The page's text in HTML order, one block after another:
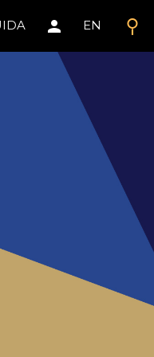
search
person EN